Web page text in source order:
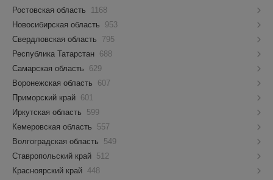
Ростовская область
1168
Новосибирская область
953
Свердловская область
795
Республика Татарстан 688
Самарская область
629
Воронежская область
607
Приморский край 601
Иркутская область
599
Кемеровская область
557
Волгоградская область
549
Ставропольский край 512
Красноярский край 448